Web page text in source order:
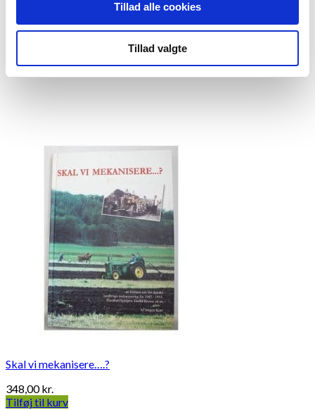
Tillad alle cookies
Tillad valgte
Skal vi mekanisere….?
348,00kr.
Tilføj til kurv